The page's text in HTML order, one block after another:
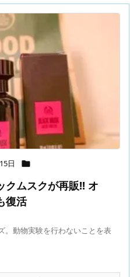
日 
クムスクが再販!! オ
復活
。動物実験を行わないことを表